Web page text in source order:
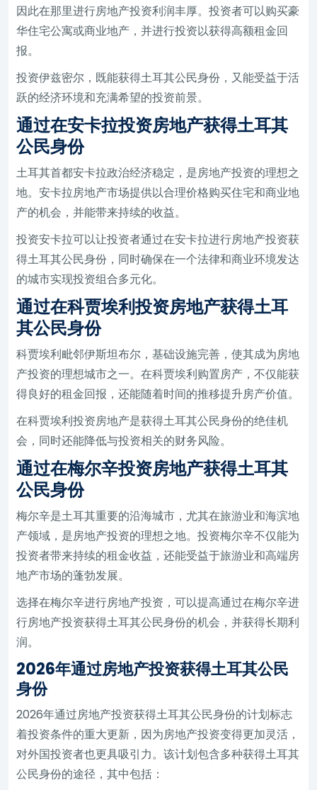
因此在那里进行房地产投资利润丰厚。投资者可以购买豪
华住宅公寓或商业地产，并进行投资以获得高额租金回
报。
投资伊兹密尔，既能获得土耳其公民身份，又能受益于活
跃的经济环境和充满希望的投资前景。
通过在安卡拉投资房地产获得土耳其
公民身份
土耳其首都安卡拉政治经济稳定，是房地产投资的理想之
地。安卡拉房地产市场提供以合理价格购买住宅和商业地
产的机会，并能带来持续的收益。
投资安卡拉可以让投资者通过在安卡拉进行房地产投资获
得土耳其公民身份，同时确保在一个法律和商业环境发达
的城市实现投资组合多元化。
通过在科贾埃利投资房地产获得土耳
其公民身份
科贾埃利毗邻伊斯坦布尔，基础设施完善，使其成为房地
产投资的理想城市之一。在科贾埃利购置房产，不仅能获
得良好的租金回报，还能随着时间的推移提升房产价值。
在科贾埃利投资房地产是获得土耳其公民身份的绝佳机
会，同时还能降低与投资相关的财务风险。
通过在梅尔辛投资房地产获得土耳其
公民身份
梅尔辛是土耳其重要的沿海城市，尤其在旅游业和海滨地
产领域，是房地产投资的理想之地。投资梅尔辛不仅能为
投资者带来持续的租金收益，还能受益于旅游业和高端房
地产市场的蓬勃发展。
选择在梅尔辛进行房地产投资，可以提高通过在梅尔辛进
行房地产投资获得土耳其公民身份的机会，并获得长期利
润。
2026年通过房地产投资获得土耳其公民
身份
2026年通过房地产投资获得土耳其公民身份的计划标志
着投资条件的重大更新，因为房地产投资变得更加灵活，
对外国投资者也更具吸引力。该计划包含多种获得土耳其
公民身份的途径，其中包括：